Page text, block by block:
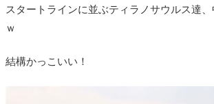
スタートラインに並ぶティラノサウルス達
ｗ
結構かっこいい！